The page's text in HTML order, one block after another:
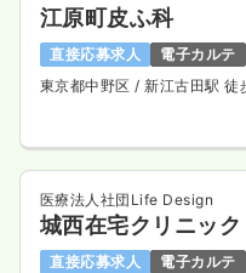
江原町皮ふ科
直接応募求人
電子カルテ
東京都中野区/ 新江古田駅 徒
医療法人社団Life Design
城西在宅クリニッ
直接応募求人
電子カルテ